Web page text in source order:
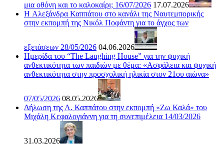
μια οθόνη και το καλοκαίρι; 16/07/2026 17.07.2026
H Αλεξάνδρα Καππάτου στο κανάλι της Ναυτεμπορικής
στην εκπομπή της Νικόλ Ποφάντη για το άγχος των
εξετάσεων 28/05/2026 04.06.2026
Ημερίδα του “The Laughing House” για την ψυχική
ανθεκτικότητα των παιδιών με θέμα: «Ασφάλεια και ψυχική
ανθεκτικότητα στην προσχολική ηλικία στον 21ου αιώνα»
07/05/2026 08.05.2026
Δήλωση της Α. Καππάτου στην εκπομπή «Ζω Καλά» του
Μιχάλη Κεφαλογιάννη για τη συνεπιμέλεια 14/03/2026
31.03.2026